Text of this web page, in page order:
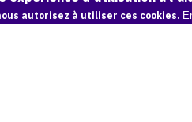
autorisez à utiliser ces cookies.